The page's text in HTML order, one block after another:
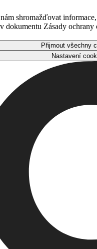
shromažďovat
Zásady
Přijmout všechny
Nastavení